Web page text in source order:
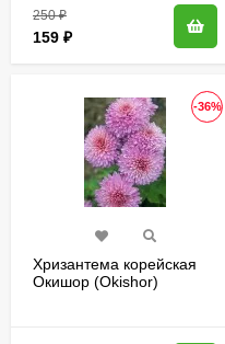
250₽
159 ₽
-36%
Хризантема корейская
Окишор (Okishor)